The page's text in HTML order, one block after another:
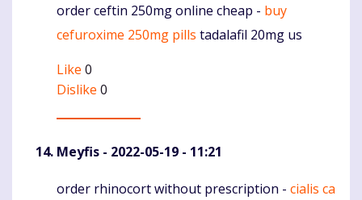
Komentaras
order ceftin 250mg online cheap - buy
cefuroxime 250mg pills tadalafil 20mg us
Like 0
Dislike 0
Meyfis - 2022-05-19 - 11:21
Komentaras
order rhinocort without prescription - cialis ca